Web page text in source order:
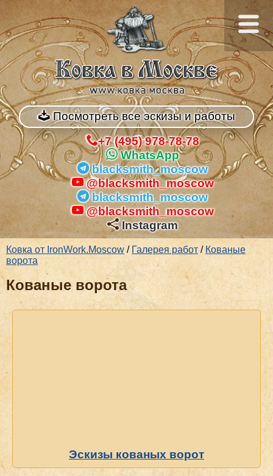
Посмотреть все эскизы и работы
+7 (495) 978-78-78
WhatsApp
blacksmith_moscow
@blacksmith_moscow
blacksmith_moscow
@blacksmith_moscow
Instagram
Ковка от IronWork.Moscow / Галерея работ / Кованые
ворота
Кованые ворота
Эскизы кованых ворот